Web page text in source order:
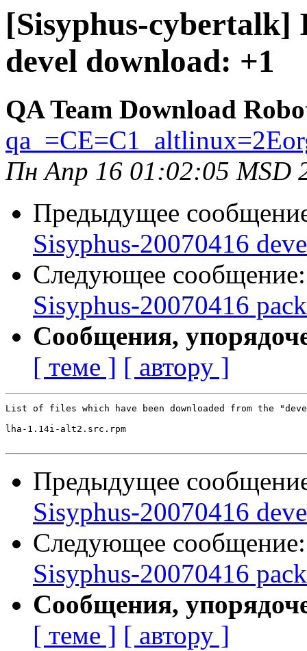
[Sisyphus-cybertalk]
devel download: +1
QA Team Download
Пн Апр 16 01:02:05 MSD
Предыдущее
Sisyphus-20070416
Следующее
Sisyphus-20070416
Сообщения,
[ теме ] [ автору ]
List of files which have been downloaded from the
lha-1.14i-alt2.src.rpm
Предыдущее
Sisyphus-20070416
Следующее
Sisyphus-20070416
Сообщения,
[ теме ] [ автору ]